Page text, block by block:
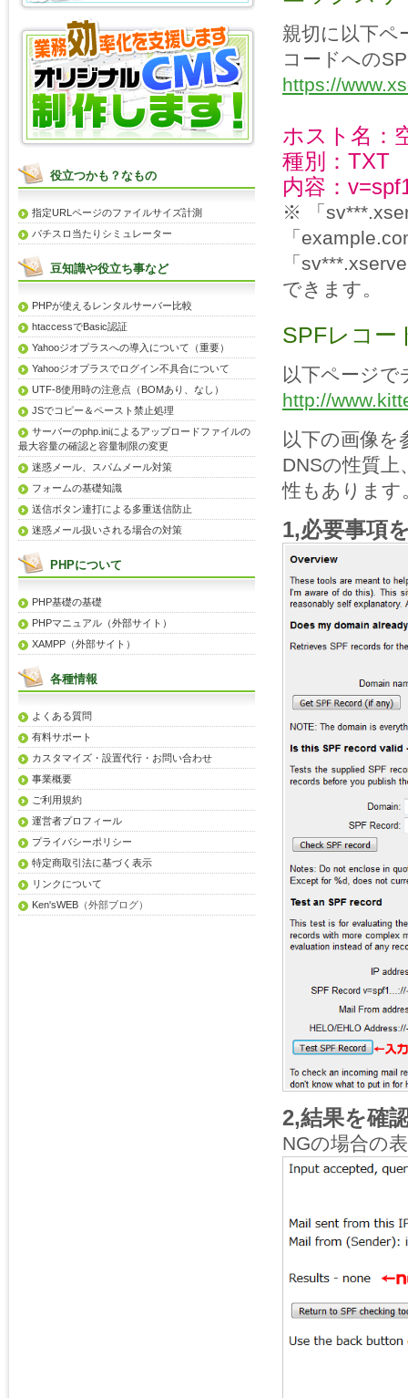
親切に以下
コードへの
https://
ホスト名：
種別：TXT
内容：
※ 「
「
「
できます。
SPFレコー
以下ページ
http://
以下の画像
DNSの性質
性もあります
1,必要事項
2,結果を確
NGの場合の
役立つかも？なもの
指定URLページのファイルサイズ計測
パチスロ当たりシミュレーター
豆知識や役立ち事など
PHPが使えるレンタルサーバー比較
htaccessでBasic認証
Yahooジオプラスへの導入について（重要）
Yahooジオプラスでログイン不具合について
UTF-8使用時の注意点（BOMあり、なし）
JSでコピー＆ペースト禁止処理
サーバーのphp.iniによるアップロードファイルの
最大容量の確認と容量制限の変更
迷惑メール、スパムメール対策
フォームの基礎知識
送信ボタン連打による多重送信防止
迷惑メール扱いされる場合の対策
PHPについて
PHP基礎の基礎
PHPマニュアル（外部サイト）
XAMPP（外部サイト）
各種情報
よくある質問
有料サポート
カスタマイズ・設置代行・お問い合わせ
事業概要
ご利用規約
運営者プロフィール
プライバシーポリシー
特定商取引法に基づく表示
リンクについて
Ken'sWEB （外部ブログ）